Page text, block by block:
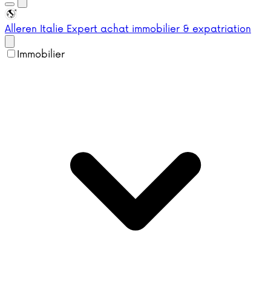
Alleren Italie Expert achat immobilier & expatriation
Immobilier